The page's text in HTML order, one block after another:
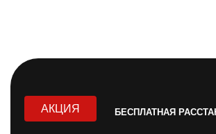
АКЦИЯ БЕСПЛАТНАЯ